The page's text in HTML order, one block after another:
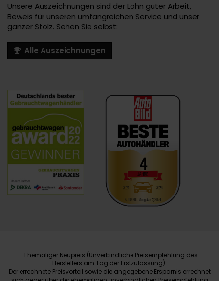
Unsere Auszeichnungen sind der Lohn guter Arbeit,
Beweis für unseren umfangreichen Service und unser
ganzer Stolz. Sehen Sie selbst:
Alle Auszeichnungen
1 Ehemaliger Neupreis (Unverbindliche Preisempfehlung des
Herstellers am Tag der Erstzulassung).
Der errechnete Preisvorteil sowie die angegebene Ersparnis errechnet